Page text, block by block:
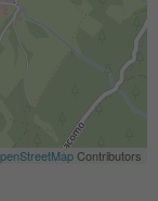
Contributors